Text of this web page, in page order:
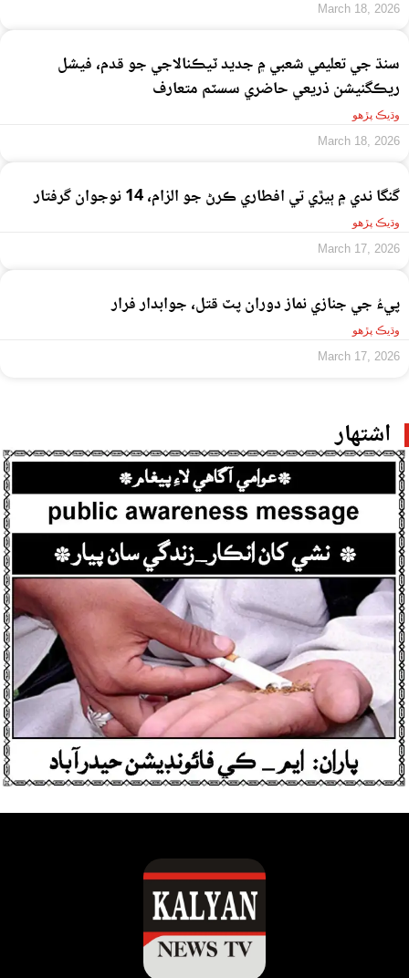
March 18, 2026
سنڌ جي تعليمي شعبي ۾ جديد ٽيڪنالاجي جو قدم، فيشل
ريڪگنيشن ذريعي حاضري سسٽم متعارف
وڌيڪ پڙهو
March 18, 2026
گنگا ندي ۾ ٻيڙي تي افطاري ڪرڻ جو الزام، 14 نوجوان گرفتار
وڌيڪ پڙهو
March 17, 2026
پيءُ جي جنازي نماز دوران پٽ قتل، جوابدار فرار
وڌيڪ پڙهو
March 17, 2026
اشتهار